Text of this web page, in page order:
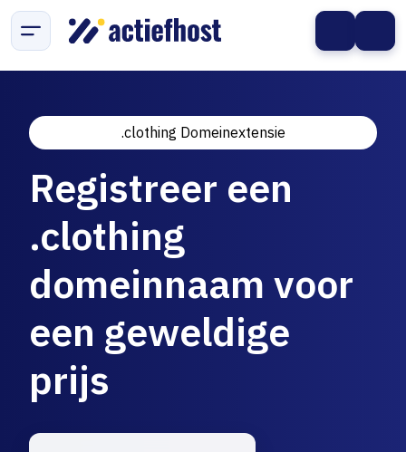
.clothing Domeinextensie
Registreer een
.clothing
domeinnaam voor
een geweldige
prijs